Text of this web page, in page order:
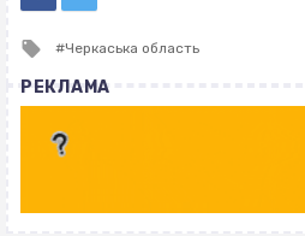
Tagged
Черкаська область
РЕКЛАМА